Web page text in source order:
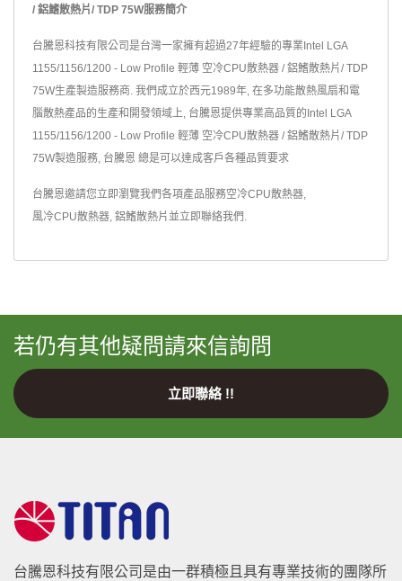
/ 鋁鰭散熱片/ TDP 75W服務簡介
台騰恩科技有限公司是台灣一家擁有超過27年經驗的專業Intel LGA
1155/1156/1200 - Low Profile 輕薄 空冷CPU散熱器 / 鋁鰭散熱片/ TDP
75W生產製造服務商. 我們成立於西元1989年, 在多功能散熱風扇和電
腦散熱產品的生產和開發領域上, 台騰恩提供專業高品質的Intel LGA
1155/1156/1200 - Low Profile 輕薄 空冷CPU散熱器 / 鋁鰭散熱片/ TDP
75W製造服務, 台騰恩 總是可以達成客戶各種品質要求
台騰恩邀請您立即瀏覽我們各項產品服務空冷CPU散熱器,
風冷CPU散熱器, 鋁鰭散熱片並立即聯絡我們.
若仍有其他疑問請來信詢問
立即聯絡 !!
台騰恩科技有限公司是由一群積極且具有專業技術的團隊所